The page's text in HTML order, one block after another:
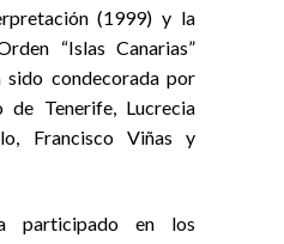
(1999) y la
“Islas Canarias”
sido condecorada por
de Tenerife, Lucrecia
Francisco Viñas y
participado en los